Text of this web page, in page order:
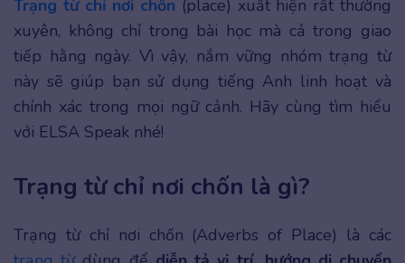
Trạng từ chỉ nơi chốn (place) xuất hiện rất thường
xuyên, không chỉ trong bài học mà cả trong giao
tiếp hằng ngày. Vì vậy, nắm vững nhóm trạng từ
này sẽ giúp bạn sử dụng tiếng Anh linh hoạt và
chính xác trong mọi ngữ cảnh. Hãy cùng tìm hiểu
với ELSA Speak nhé!
Trạng từ chỉ nơi chốn là gì?
Trạng từ chỉ nơi chốn (Adverbs of Place) là các